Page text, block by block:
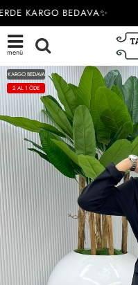
KARGO BEDAVA✨
menü
KARGO BEDAVA
2 AL 1 ÖDE